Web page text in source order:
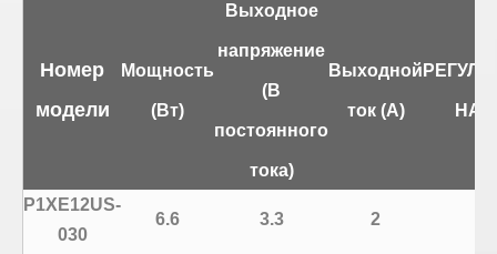
Номер
модели
Мощность
(Вт)
Выходное
напряжение
(В
постоянного
тока)
Выходной
ток (А)
P1XE12US-
030
6.6 3.3 2